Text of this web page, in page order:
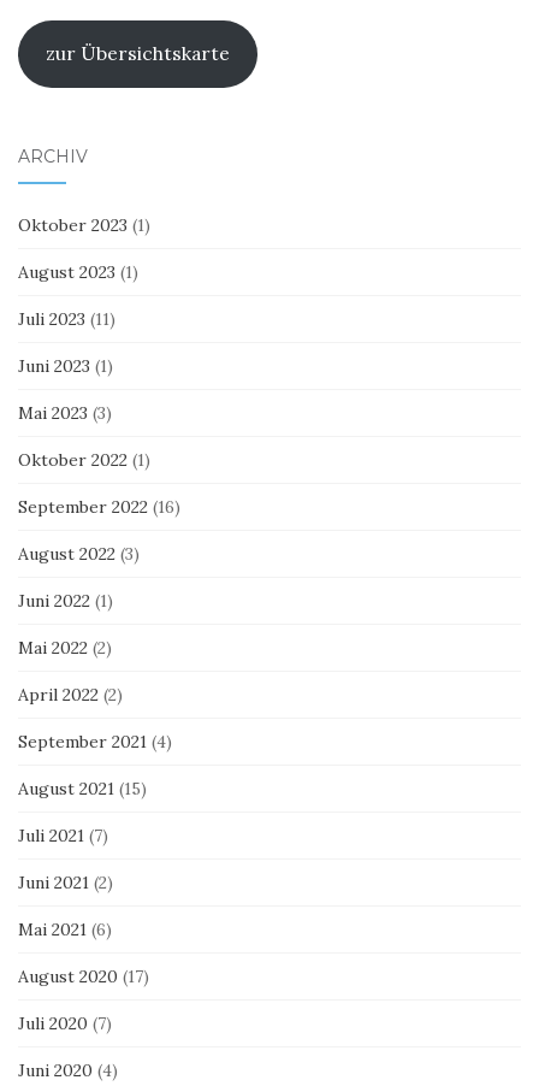
zur Übersichtskarte
ARCHIV
Oktober 2023 (1)
August 2023 (1)
Juli 2023 (11)
Juni 2023 (1)
Mai 2023 (3)
Oktober 2022 (1)
September 2022 (16)
August 2022 (3)
Juni 2022 (1)
Mai 2022 (2)
April 2022 (2)
September 2021 (4)
August 2021 (15)
Juli 2021 (7)
Juni 2021 (2)
Mai 2021 (6)
August 2020 (17)
Juli 2020 (7)
Juni 2020 (4)